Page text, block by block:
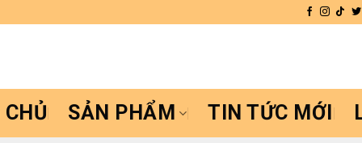
SẢN PHẨM TIN TỨC MỚI